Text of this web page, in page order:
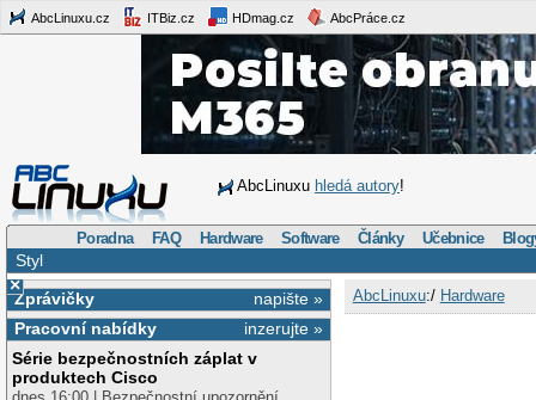
AbcLinuxu.cz ITBiz.cz HDmag.cz AbcPráce.cz
AbcLinuxu hledá autory!
Poradna FAQ Hardware Software Články Učebnice
Styl
×
napište »
Zprávičky
inzerujte »
Pracovní nabídky
Série bezpečnostních záplat v
produktech Cisco
AbcLinuxu:/ Hardware